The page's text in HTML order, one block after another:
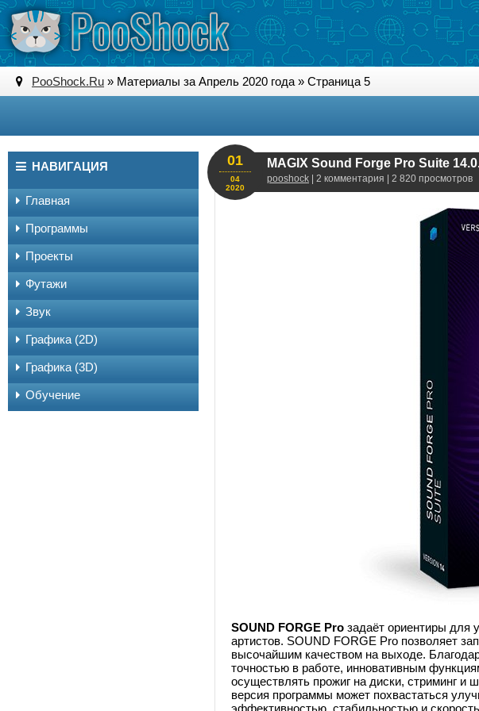
PooShock.Ru » Материалы за Апрель 2020 года » Страница 5
MAGIX Sound Forge Pro Suite
pooshock | 2 комментария | 2 820 просмотров
01
04
2020
SOUND FORGE Pro задаёт ориентиры для
артистов. SOUND FORGE Pro позволяет
высочайшим качеством на выходе.
точностью в работе, инновативным
осуществлять прожиг на диски, стриминг
версия программы может похвастаться
эффективностью, стабильностью и
НАВИГАЦИЯ
Главная
Программы
Проекты
Футажи
Звук
Графика (2D)
Графика (3D)
Обучение